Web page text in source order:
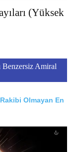
(Yüksek
Benzersiz Amiral
Olmayan En